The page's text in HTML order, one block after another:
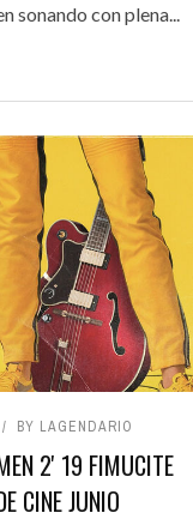
sonando con plena...
BY LAGENDARIO
2' 19 FIMUCITE
CINE JUNIO